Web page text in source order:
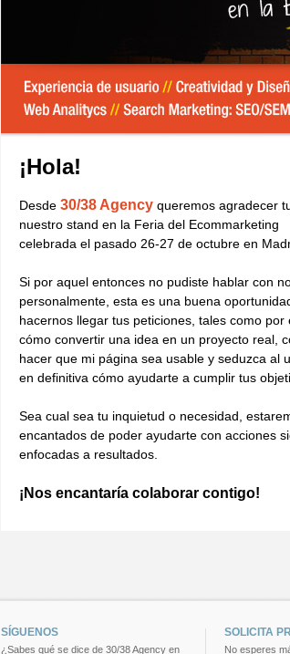
¡Hola!
Desde 30/38 Agency queremos agradecer
nuestro stand en la Feria del Ecommarketing
celebrada el pasado 26-27 de octubre en
Si por aquel entonces no pudiste hablar con
personalmente, esta es una buena
hacernos llegar tus peticiones, tales como por
cómo convertir una idea en un proyecto real,
hacer que mi página sea usable y seduzca al
en definitiva cómo ayudarte a cumplir tus
Sea cual sea tu inquietud o necesidad,
encantados de poder ayudarte con acciones
enfocadas a resultados.
¡Nos encantaría colaborar contigo!
SÍGUENOS
¿Sabes qué se dice de 30/38 Agency en
SOLICITA
No esperes